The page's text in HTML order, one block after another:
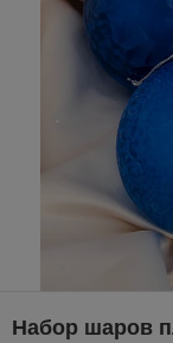
Набор шаров